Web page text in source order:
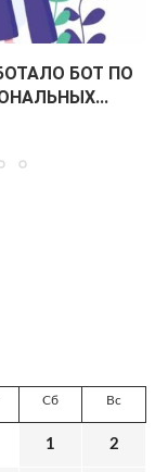
БОТ ПО
Сб Вс
1 2